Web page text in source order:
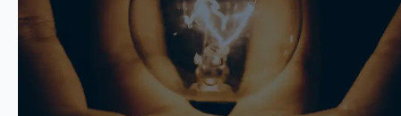
DETAIL
調査・コンサル内容